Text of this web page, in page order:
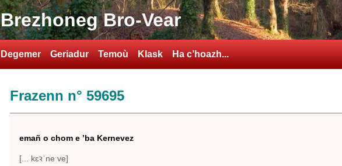
Brezhoneg Bro-Vear
Degemer Geriadur Temoù Klask Ha c’hoazh...
Frazenn n° 59695
emañ o chom e ’ba Kernevez
[... kɛꝛˈneˑve]